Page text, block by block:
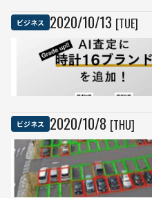
ビジネス 2020/10/13 [TUE]
ビジネス 2020/10/8 [THU]